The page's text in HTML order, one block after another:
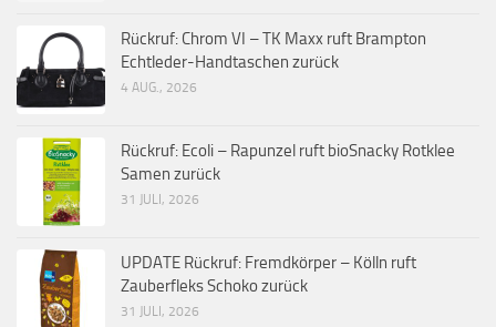
Rückruf: Chrom VI – TK Maxx ruft Brampton
Echtleder-Handtaschen zurück
4 AUG., 2026
Rückruf: Ecoli – Rapunzel ruft bioSnacky Rotklee
Samen zurück
31 JULI, 2026
UPDATE Rückruf: Fremdkörper – Kölln ruft
Zauberfleks Schoko zurück
31 JULI, 2026